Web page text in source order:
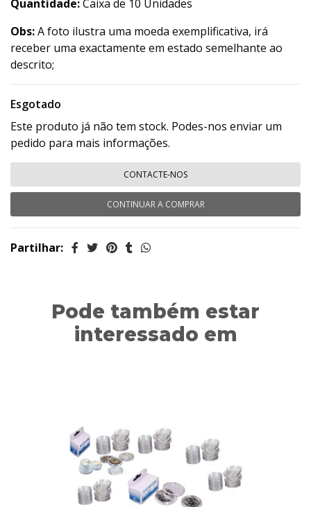
Quantidade:Caixa de 10 Unidades
Obs:A foto ilustra uma moeda exemplificativa, irá
receber uma exactamente em estado semelhante ao
descrito;
Esgotado
Este produto já não tem stock. Podes-nos enviar um
pedido para mais informações.
CONTACTE-NOS
CONTINUAR A COMPRAR
Partilhar:
Pode também estar
interessado em